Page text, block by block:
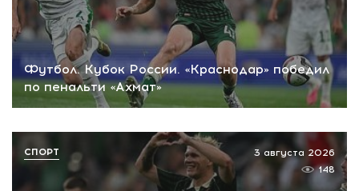
Футбол. Кубок России. «Краснодар» победил
по пенальти «Ахмат»
3 августа 2026
148
СПОРТ